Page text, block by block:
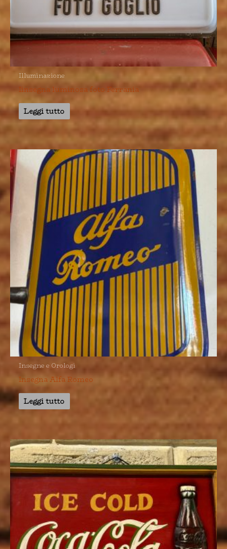
Illuminazione
Iinsegna luminosa foto Ferrania
Leggi tutto
Insegne e Orologi
Insegna Alfa Romeo
Leggi tutto